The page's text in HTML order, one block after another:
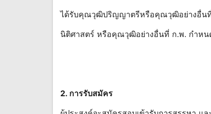
ได้รับคุณวุฒิปริญญาตรีหรือคุณวุฒิอย่างอื่นที่
นิติศาสตร์ หรือคุณวุฒิอย่างอื่นที่ ก.พ. กําหน
2. การรับสมัคร